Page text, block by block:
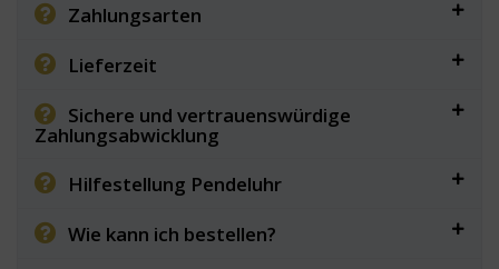
Zahlungsarten
Lieferzeit
Sichere und vertrauenswürdige
Zahlungsabwicklung
Hilfestellung Pendeluhr
Wie kann ich bestellen?